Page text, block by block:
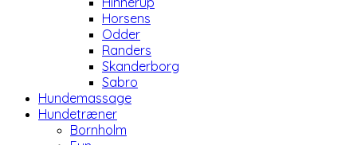
Horsens
Odder
Randers
Skanderborg
Sabro
Hundemassage
Hundetræner
Bornholm